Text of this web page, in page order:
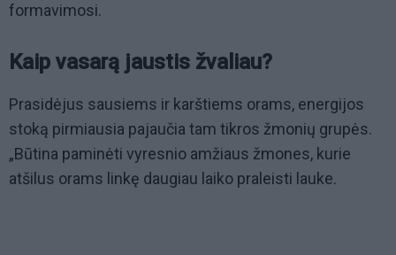
formavimosi.
Kaip vasarą jaustis žvaliau?
Prasidėjus sausiems ir karštiems orams, energijos
stoką pirmiausia pajaučia tam tikros žmonių grupės.
„Būtina paminėti vyresnio amžiaus žmones, kurie
atšilus orams linkę daugiau laiko praleisti lauke.